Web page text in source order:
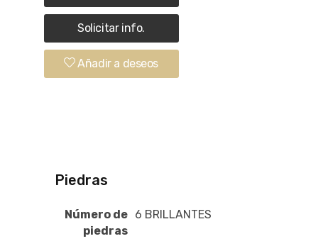
Solicitar info.
Añadir a deseos
Piedras
Número de
piedras
6 BRILLANTES